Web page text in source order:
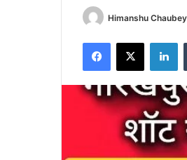
Himanshu Chaubey